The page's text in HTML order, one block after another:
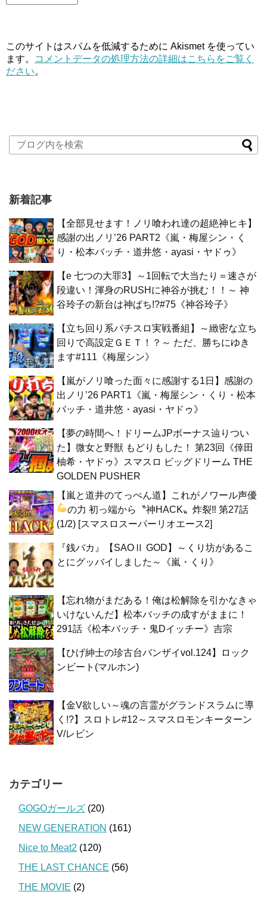
このサイトはスパムを低減するために Akismet を使ってい
ます。
コメントデータの処理方法の詳細はこちらをご覧く
ださい。
新着記事
【全部見せます！ノリ喰われ達の超絶神ヒキ】
感謝の出ノリ’26 PART2《嵐・梅屋シン・く
り・松本バッチ・道井悠・ayasi・ヤドゥ》
【e 七つの大罪3】～1回転で大当たり＝速さが
段違い！渾身のRUSHに神谷が挑む！！～ 神
谷玲子の新台は神ぱち!?#75《神谷玲子》
【立ち回り系パチスロ実戦番組】～緻密な立ち
回りで高設定ＧＥＴ！？～ ただ、勝ちにゆき
ます#111《梅屋シン》
【嵐がノリ喰った面々に感謝する1日】感謝の
出ノリ’26 PART1《嵐・梅屋シン・くり・松本
バッチ・道井悠・ayasi・ヤドゥ》
【夢の時間へ！ドリームJPボーナス辿りつい
た】微女と野獣 もどりもした！ 第23回《倖田
柚希・ヤドゥ》スマスロ ビッグドリーム THE
GOLDEN PUSHER
【嵐と道井のてっぺん道】これがノワール声優
の力 初っ端から〝神HACK〟炸裂‼ 第27話
(1/2) [スマスロスーパーリオエース2]
『銭バカ』【SAOⅡ GOD】～くり坊があるこ
とにグッバイしました～《嵐・くり》
【忘れ物がまだある！俺は松解除を引かなきゃ
いけないんだ】松本バッチの成すがままに！
291話《松本バッチ・鬼Dイッチー》吉宗
【ひげ紳士の珍古台バンザイvol.124】ロック
ンビート(マルホン)
【金V欲しい～魂の言霊がグランドスラムに導
く!?】スロトレ#12～スマスロモンキーターン
V/レビン
カテゴリー
GOGOガールズ (20)
NEW GENERATION (161)
Nice to Meat2 (120)
THE LAST CHANCE (56)
THE MOVIE (2)